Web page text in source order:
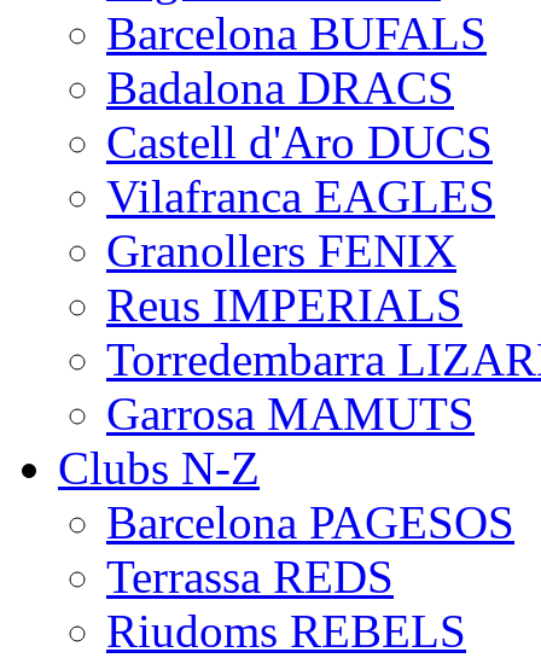
Barcelona BUFALS
Badalona DRACS
Castell d'Aro DUCS
Vilafranca EAGLES
Granollers FENIX
Reus IMPERIALS
Torredembarra
Garrosa MAMUTS
Clubs N-Z
Barcelona PAGESOS
Terrassa REDS
Riudoms REBELS